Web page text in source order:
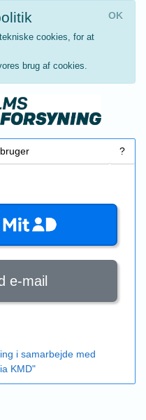
cookies, for at
brug af cookies.
OK
?
e-mail
i samarbejde med
KMD"